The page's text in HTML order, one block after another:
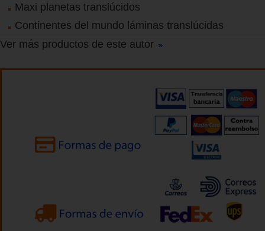
Maxi planetas translúcidos
Continentes del mundo láminas translúcidas
Ver más productos de este autor